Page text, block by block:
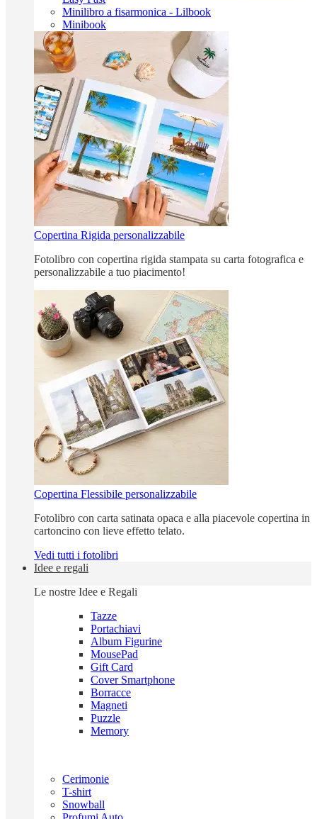
Minilibro a fisarmonica - Lilbook
Minibook
Copertina Rigida personalizzabile
Fotolibro con copertina rigida stampata su carta fotografica e
personalizzabile a tuo piacimento!
Copertina Flessibile personalizzabile
Fotolibro con carta satinata opaca e alla piacevole copertina in
cartoncino con lieve effetto telato.
Vedi tutti i fotolibri
Idee e regali
Le nostre Idee e Regali
Tazze
Portachiavi
Album Figurine
MousePad
Gift Card
Cover Smartphone
Borracce
Magneti
Puzzle
Memory
Cerimonie
T-shirt
Snowball